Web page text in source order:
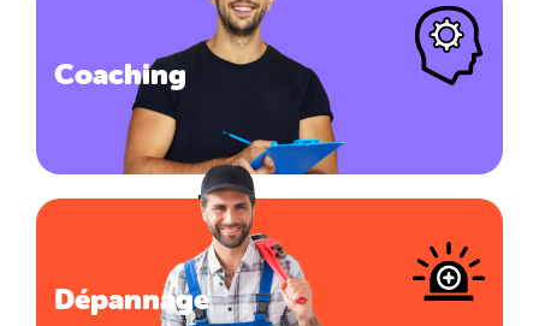
Coaching
Dépannage